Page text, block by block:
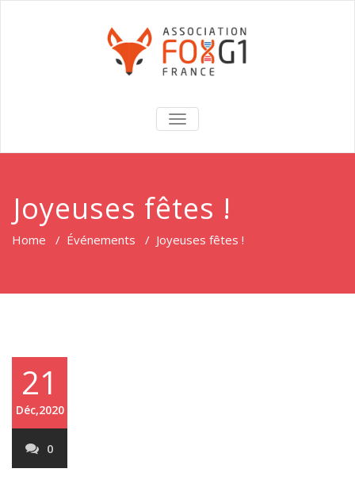
TOGGLE
NAVIGATION
Joyeuses fêtes !
Home / Événements / Joyeuses fêtes !
21
Déc,2020
0